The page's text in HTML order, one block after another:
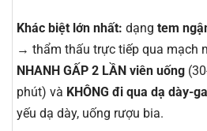
Khác biệt lớn nhất: dạng tem
→ thẩm thấu trực tiếp qua mạch
NHANH GẤP 2 LẦN viên uống
phút) và KHÔNG đi qua dạ dày-
yếu dạ dày, uống rượu bia.